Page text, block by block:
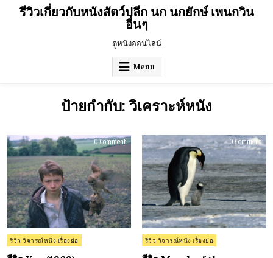
รีวิวเกี่ยวกับหนังสัตว์ปลีก นก นกยักษ์ เพนกวิน
อื่นๆ
ดูหนังออนไลน์
Menu
ป้ายกำกับ:วิเคราะห์หนัง
0 Commenton
Kes
(1969)
Posted
in
รีวิว วิจารณ์หนัง เรื่องย่อ
0 Commenton
รีวิว
of
the
Posted
in
รีวิว วิจารณ์หนัง เรื่องย่อ